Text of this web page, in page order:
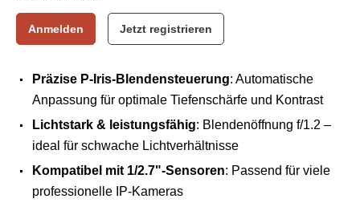
Anmelden Jetzt registrieren
Präzise P-Iris-Blendensteuerung: Automatische
Anpassung für optimale Tiefenschärfe und Kontrast
Lichtstark & leistungsfähig: Blendenöffnung f/1.2 –
ideal für schwache Lichtverhältnisse
Kompatibel mit 1/2.7"-Sensoren: Passend für viele
professionelle IP-Kameras